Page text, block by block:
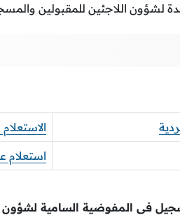
لشؤون اللاجئين للمقبولين
استعلام
في المفوضية السامية لشؤون